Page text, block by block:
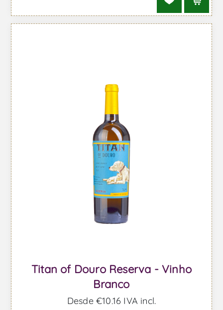
Titan of Douro Reserva - Vinho
Branco
Desde €10,16 IVA incl.